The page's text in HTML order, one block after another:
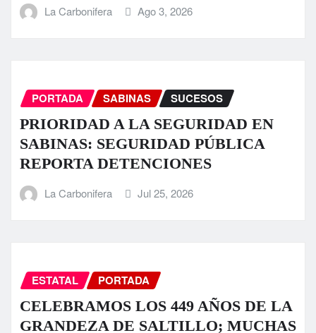
La Carbonifera Ago 3, 2026
PORTADA SABINAS SUCESOS
PRIORIDAD A LA SEGURIDAD EN
SABINAS: SEGURIDAD PÚBLICA
REPORTA DETENCIONES
La Carbonifera Jul 25, 2026
ESTATAL PORTADA
CELEBRAMOS LOS 449 AÑOS DE LA
GRANDEZA DE SALTILLO; MUCHAS